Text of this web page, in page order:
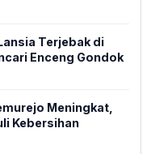
Terjebak di
Enceng Gondok
Meningkat,
Kebersihan